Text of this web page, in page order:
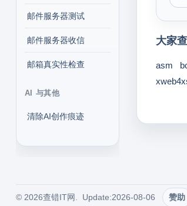
邮件服务器测试
邮件服务器收信
邮箱真实性检查
AI 与其他
清除AI创作痕迹
大家
asm
© 2026查错IT网. Update:2026-08-06 赞助